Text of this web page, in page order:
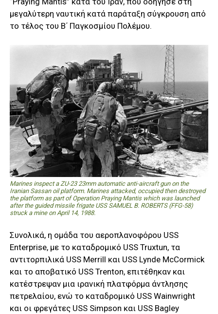
μεγαλύτερη ναυτική κατά παράταξη σύγκρουση από
το τέλος του Β΄ Παγκοσμίου Πολέμου.
Marines inspect a ZU-23 23mm automatic anti-aircraft gun on the
Iranian Sassan oil platform. Marines attacked, occupied then destroyed
the platform as part of Operation Praying Mantis which was launched
after the guided missile frigate USS SAMUEL B. ROBERTS (FFG-58)
struck a mine on April 14, 1988.
Συνολικά, η ομάδα του αεροπλανοφόρου USS
Enterprise, με το καταδρομικό USS Truxtun, τα
αντιτορπιλικά USS Merrill και USS Lynde McCormick
και το αποβατικό USS Trenton, επιτέθηκαν και
κατέστρεψαν μια ιρανική πλατφόρμα άντλησης
πετρελαίου, ενώ το καταδρομικό USS Wainwright
και οι φρεγάτες USS Simpson και USS Bagley